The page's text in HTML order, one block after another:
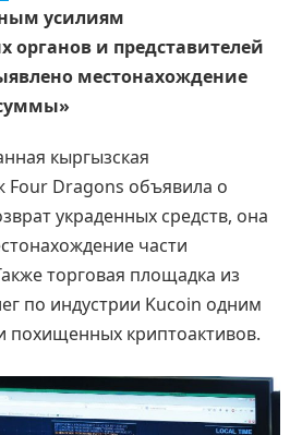
усилиям
органов и представителей
местонахождение
кыргызская
Four Dragons объявила о
украденных средств, она
части
торговая площадка из
по индустрии Kucoin одним
похищенных криптоактивов.